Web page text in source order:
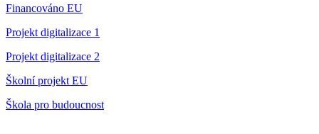
Financováno EU
Projekt digitalizace 1
Projekt digitalizace 2
Školní projekt EU
Škola pro budoucnost